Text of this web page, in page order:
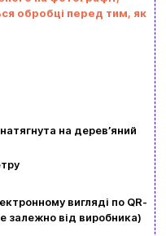
обробці перед тим, як
на деревʼяний
вигляді по QR-
залежно від виробника)